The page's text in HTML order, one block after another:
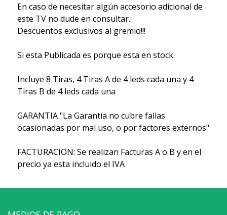
En caso de necesitar algún accesorio adicional de
este TV no dude en consultar.
Descuentos exclusivos al gremio!!!
Si esta Publicada es porque esta en stock.
Incluye 8 Tiras, 4 Tiras A de 4 leds cada una y 4
Tiras B de 4 leds cada una
GARANTIA "La Garantía no cubre fallas
ocasionadas por mal uso, o por factores externos"
FACTURACION: Se realizan Facturas A o B y en el
precio ya esta incluido el IVA